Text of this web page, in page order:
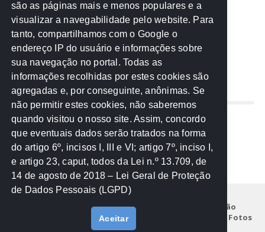
MPF Notícias PF PGE-MT PGR
Receita Federal Sem categoria
TCE-MT TCU TRE
REDE NOS ESTADOS
Mato Grosso do Sul
Paraná
Nacional
Institucional
Legislação
Notícias
Galeria de Fotos
Fale Conosco
são as páginas mais e menos populares e a
visualizar a navegabilidade pelo website. Para
tanto, compartilhamos com o Google o
endereço IP do usuário e informações sobre
sua navegação no portal. Todas as
informações recolhidas por estes cookies são
agregadas e, por conseguinte, anônimas. Se
não permitir estes cookies, não saberemos
quando visitou o nosso site. Assim, concordo
que eventuais dados serão tratados na forma
do artigo 6º, incisos I, III e VI; artigo 7º, inciso I,
e artigo 23, caput, todos da Lei n.º 13.709, de
14 de agosto de 2018 – Lei Geral de Proteção
de Dados Pessoais (LGPD)
Aceitar